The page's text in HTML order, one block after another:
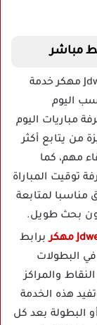
يقدم تطبيق جدول Jdwel مهكر خدمة
اليوم
مباريات اليوم
من يتابع أكثر
مهم، كما
توقيت المباراة
مناسبا لمتابعة
دون بحث طويل.
برابط
البطولات
والمراكز
هذه الخدمة
البطولة بعد كل